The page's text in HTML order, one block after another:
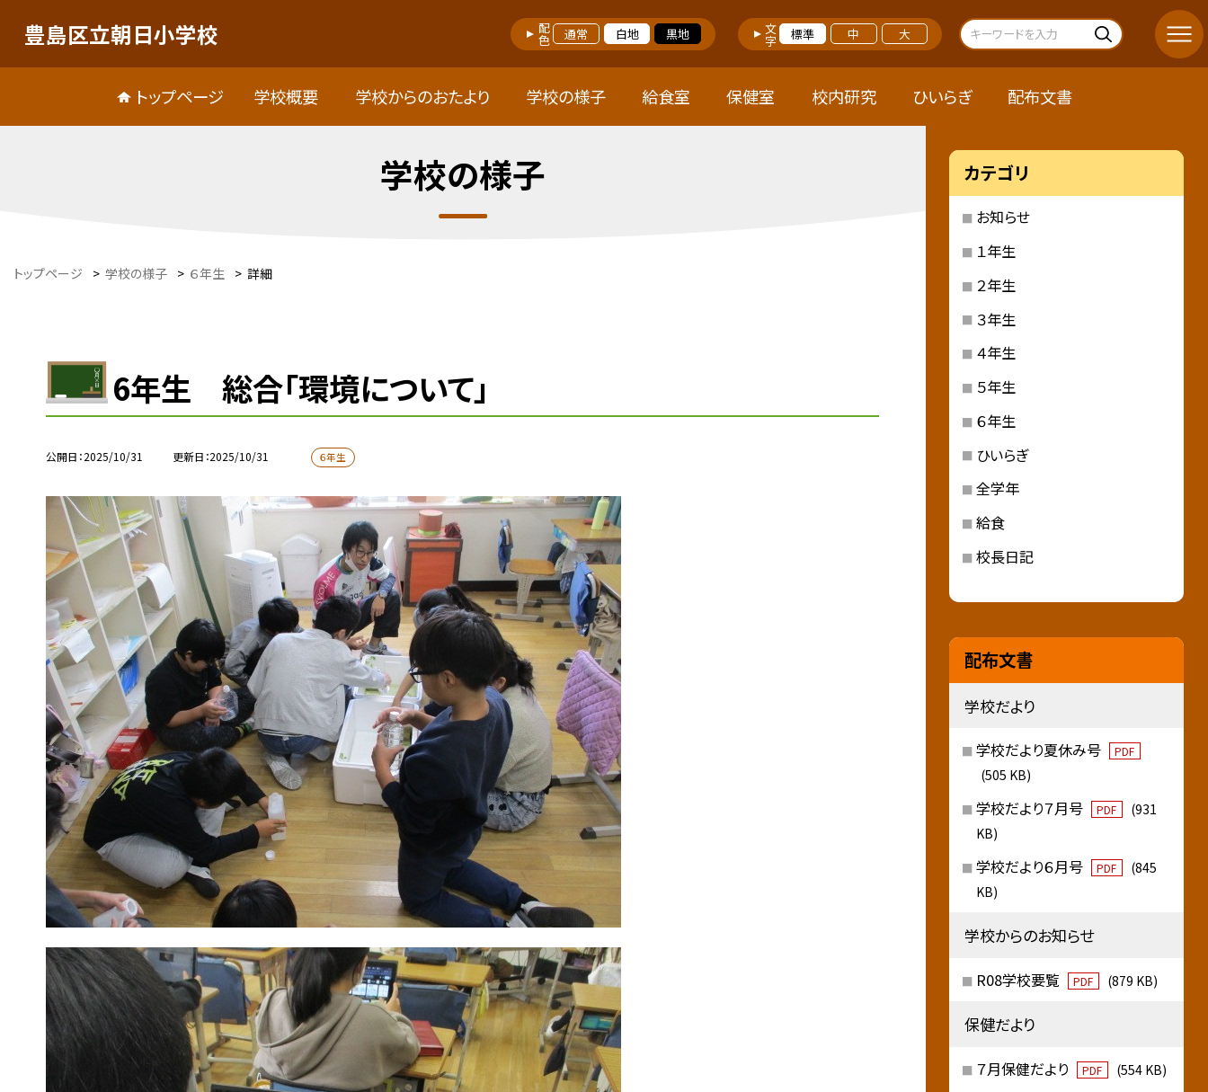
豊島区立朝日小学校 配色 通常 白地 黒地 文字 標準 中 大
トップページ 学校概要 学校からのおたより 学校の様子 給食室 保健室 校内研究 ひいらぎ 配布文書
学校の様子
トップページ > 学校の様子 > ６年生 > 詳細
6年生 総合「環境について」
公開日 2025/10/31 更新日 2025/10/31 ６年生
カテゴリ
お知らせ
１年生
２年生
３年生
４年生
５年生
６年生
ひいらぎ
全学年
給食
校長日記
配布文書
学校だより
学校だより夏休み号 PDF
(505 KB)
学校だより７月号 PDF
(931
KB)
学校だより６月号 PDF
(845
KB)
学校からのお知らせ
R08学校要覧 PDF (879 KB)
保健だより
７月保健だより PDF (554 KB)